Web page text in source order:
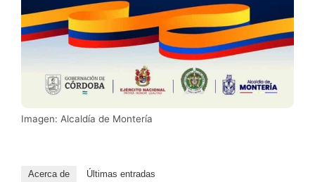
Imagen: Alcaldía de Montería
Acerca de Últimas entradas